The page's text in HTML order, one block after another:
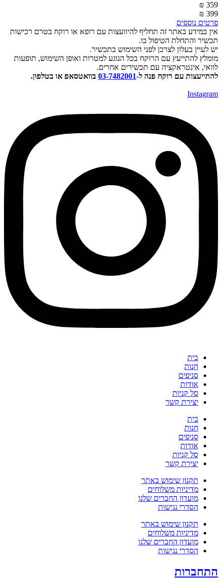
359
399
נוספים
במידע באתר זה תחליף להיוועצות עם רופא או רוקח בטרם רכישות
והתחלת הטיפול בו.
לעיין בעלון לצרכן לפני השימוש בתכשיר.
להתייעץ עם הרוקח בכל הנוגע למטרות ואופן השימוש, תופעות
אינטראקציה עם תכשירים אחרים.
עם רוקח פנה ל- 03-7482001בוואטסאפ או בטלפון.
בית
חנות
סניפים
אודות
סל קניות
יצירת קשר
בית
חנות
סניפים
אודות
סל קניות
יצירת קשר
תקנון שימוש באתר
מדיניות משלוחים
מועדון החברים שלנו
הסדרי נגישות
תקנון שימוש באתר
מדיניות משלוחים
מועדון החברים שלנו
הסדרי נגישות